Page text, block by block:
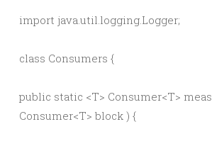
import java.util.logging.Logger;
class Consumers {
public static <T> Consumer<T>
Consumer<T> block ) {